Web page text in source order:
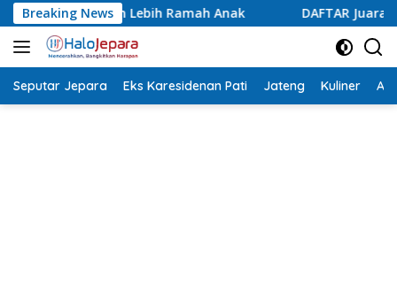
Langsung
ke
konten
Breaking News
Anak DAFTAR Juara Lomba Agustusan Antar OPD
Seputar Jepara Eks Karesidenan Pati Jateng Kuliner